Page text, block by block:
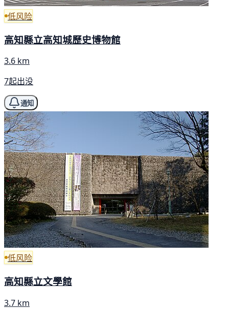
低风险
高知縣立高知城歷史博物館
3.6 km
7起出没
通知
低风险
高知縣立文學館
3.7 km